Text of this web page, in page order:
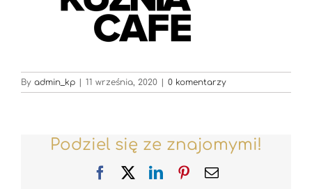
By admin_kp | 11 września, 2020 | 0 komentarzy
Podziel się ze znajomymi!
FacebookLinkedInPinterest
Email